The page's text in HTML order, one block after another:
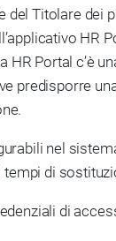
del Titolare
HR
Portal c’è
predisporre
nel
di
di